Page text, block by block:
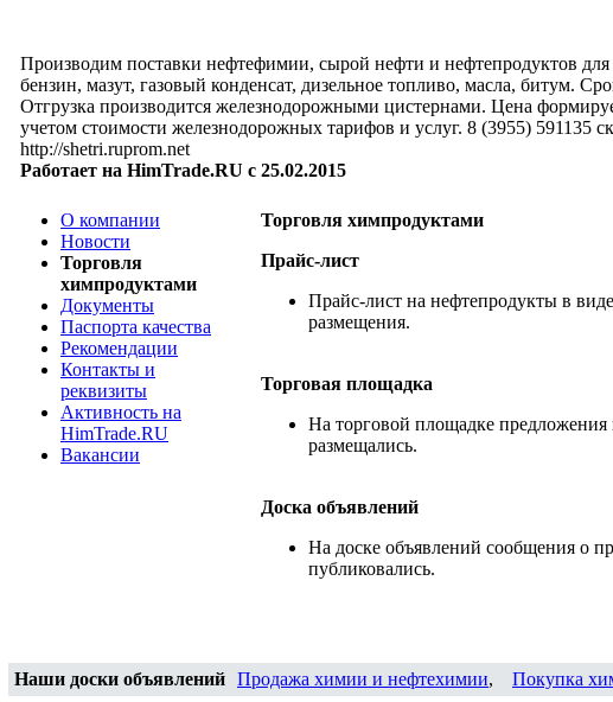
Производим поставки нефтефимии, сырой нефти и нефтепродуктов
бензин, мазут, газовый конденсат, дизельное топливо, масла, битум.
Отгрузка производится железнодорожными цистернами. Цена
учетом стоимости железнодорожных тарифов и услуг. 8 (3955) 591135
http://shetri.ruprom.net
Работает на HimTrade.RU с 25.02.2015
О компании
Новости
Торговля
химпродуктами
Документы
Паспорта качества
Рекомендации
Контакты и
реквизиты
Активность на
HimTrade.RU
Вакансии
Торговля химпродуктами
Прайс-лист
Прайс-лист на нефтепродукты в
размещения.
Торговая площадка
На торговой площадке
размещались.
Доска объявлений
На доске объявлений сообщения о
публиковались.
Наши доски объявлений Продажа химии и нефтехимии, Покупка